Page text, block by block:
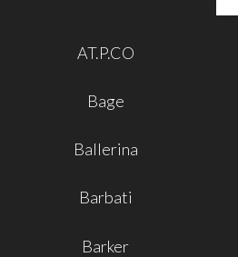
AT.P.CO
Bage
Ballerina
Barbati
Barker